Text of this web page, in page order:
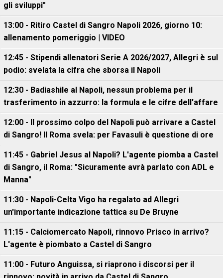
gli sviluppi"
13:00 - Ritiro Castel di Sangro Napoli 2026, giorno 10:
allenamento pomeriggio | VIDEO
12:45 - Stipendi allenatori Serie A 2026/2027, Allegri è sul
podio: svelata la cifra che sborsa il Napoli
12:30 - Badiashile al Napoli, nessun problema per il
trasferimento in azzurro: la formula e le cifre dell'affare
12:00 - Il prossimo colpo del Napoli può arrivare a Castel
di Sangro! Il Roma svela: per Favasuli è questione di ore
11:45 - Gabriel Jesus al Napoli? L'agente piomba a Castel
di Sangro, il Roma: "Sicuramente avrà parlato con ADL e
Manna"
11:30 - Napoli-Celta Vigo ha regalato ad Allegri
un'importante indicazione tattica su De Bruyne
11:15 - Calciomercato Napoli, rinnovo Prisco in arrivo?
L'agente è piombato a Castel di Sangro
11:00 - Futuro Anguissa, si riaprono i discorsi per il